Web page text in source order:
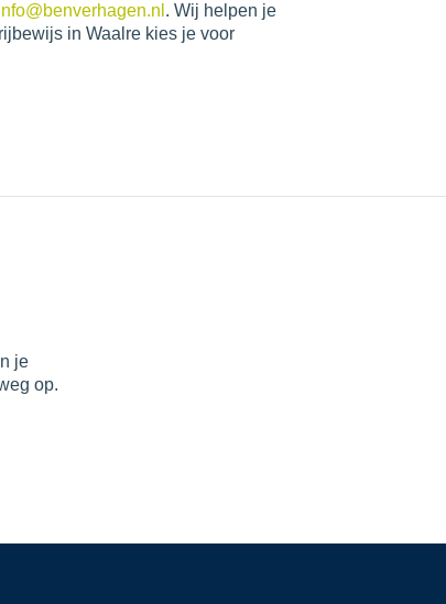
. Wij helpen je
in Waalre kies je voor
je
op.